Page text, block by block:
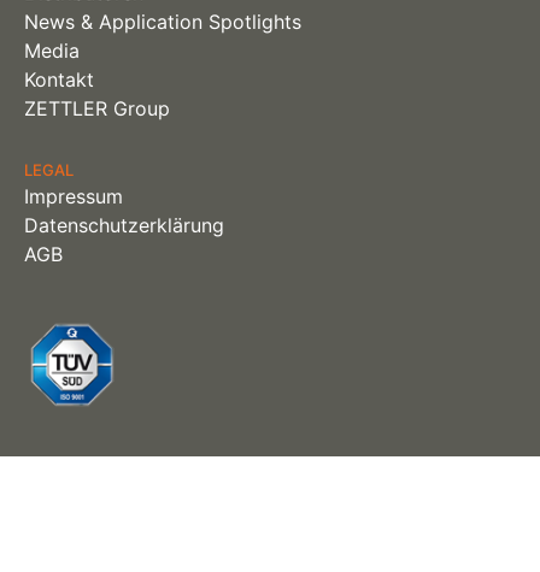
News & Application Spotlights
Media
Kontakt
ZETTLER Group
LEGAL
Impressum
Datenschutzerklärung
AGB